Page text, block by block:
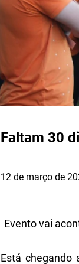
Faltam 30
12 de março de
Evento vai
Está chegando